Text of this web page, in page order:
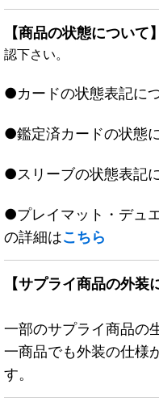
【商品の状態について】
認下さい。
●カードの状態表記に
●鑑定済カードの状態
●スリーブの状態表記
●プレイマット・デュ
の詳細はこちら
【サプライ商品の外装
一部のサプライ商品の
一商品でも外装の仕様
す。